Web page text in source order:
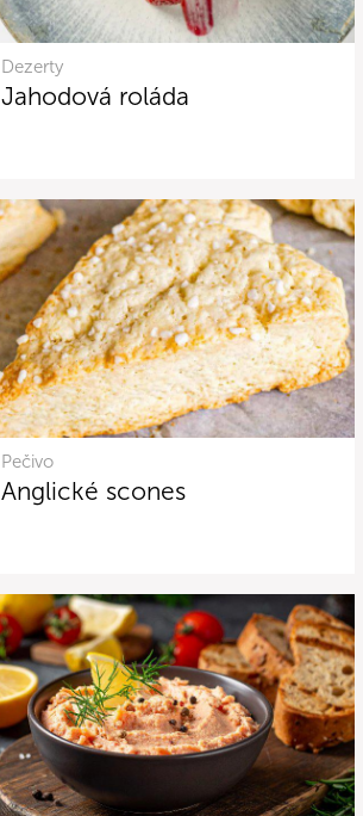
Dezerty
Jahodová roláda
Pečivo
Anglické scones